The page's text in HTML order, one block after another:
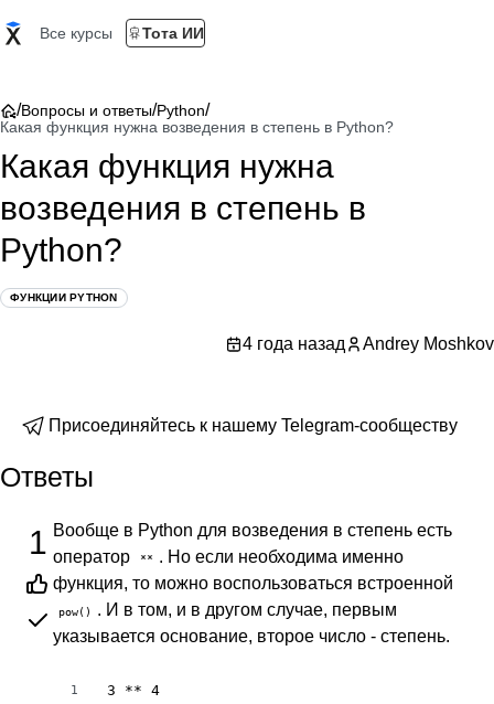
Все курсы Тота ИИ
/Вопросы и ответы/Python/
Какая функция нужна возведения в степень в Python?
Какая функция нужна
возведения в степень в
Python?
ФУНКЦИИ PYTHON
4 года назад Andrey Moshkov
Присоединяйтесь к нашему Telegram-сообществу
Ответы
1 Вообще в Python для возведения в степень есть
оператор
** . Но если необходима именно
функция, то можно воспользоваться встроенной
pow()
. И в том, и в другом случае, первым
указывается основание, второе число - степень.
1
3 ** 4